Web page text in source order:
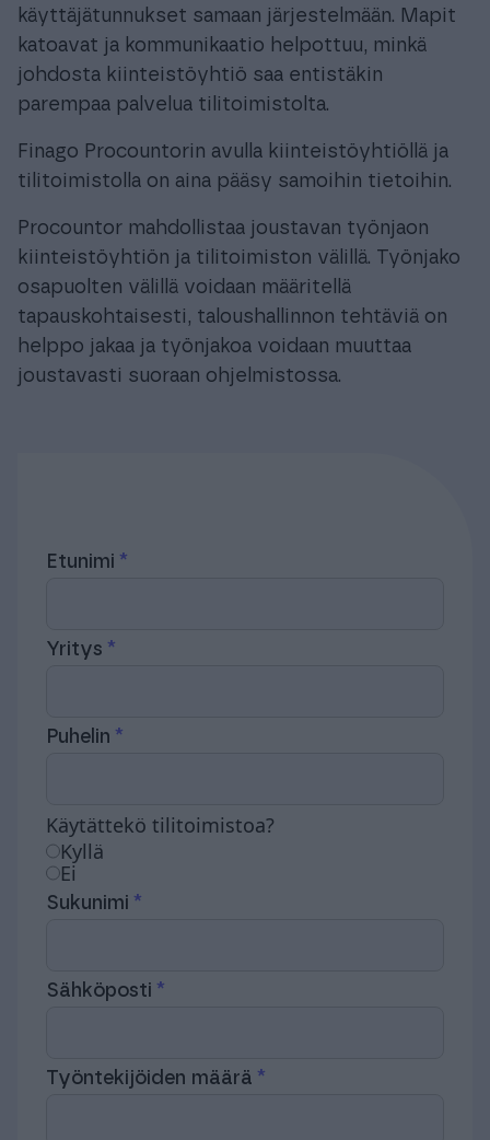
käyttäjätunnukset samaan järjestelmään. Mapit
katoavat ja kommunikaatio helpottuu, minkä
johdosta kiinteistöyhtiö saa entistäkin
parempaa palvelua tilitoimistolta.
Finago Procountorin avulla kiinteistöyhtiöllä ja
tilitoimistolla on aina pääsy samoihin tietoihin.
Procountor mahdollistaa joustavan työnjaon
kiinteistöyhtiön ja tilitoimiston välillä. Työnjako
osapuolten välillä voidaan määritellä
tapauskohtaisesti, taloushallinnon tehtäviä on
helppo jakaa ja työnjakoa voidaan muuttaa
joustavasti suoraan ohjelmistossa.
Etunimi
Yritys
Puhelin
Käytättekö tilitoimistoa?
Kyllä
Ei
Sukunimi
Sähköposti
Työntekijöiden määrä